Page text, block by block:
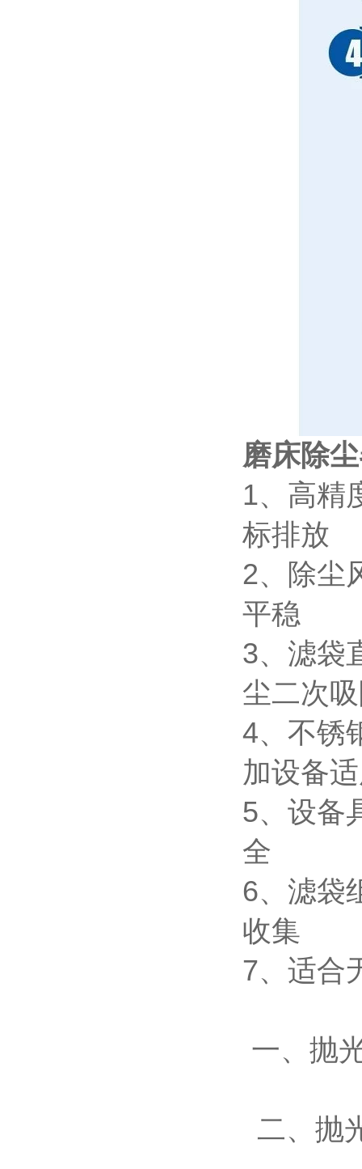
磨床除
1、高精
标排放
2、除尘
平稳
3、滤袋
尘二次
4、不锈
加设备
5、设备
全
6、滤袋
收集
7、适合
一、抛
二、抛